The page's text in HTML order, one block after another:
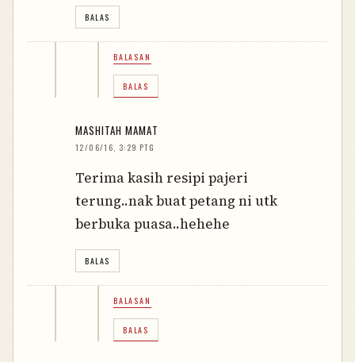
BALAS
BALASAN
BALAS
MASHITAH MAMAT
12/06/16, 3:29 PTG
Terima kasih resipi pajeri
terung..nak buat petang ni utk
berbuka puasa..hehehe
BALAS
BALASAN
BALAS